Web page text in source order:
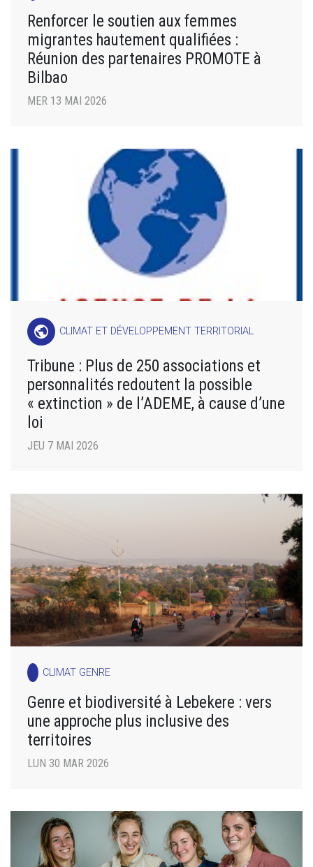
Renforcer le soutien aux femmes
migrantes hautement qualifiées :
Réunion des partenaires PROMOTE à
Bilbao
MER 13 MAI 2026
public CLIMAT ET DÉVELOPPEMENT TERRITORIAL
Tribune : Plus de 250 associations et
personnalités redoutent la possible
« extinction » de l’ADEME, à cause d’une
loi
JEU 7 MAI 2026
CLIMAT GENRE
Genre et biodiversité à Lebekere : vers
une approche plus inclusive des
territoires
LUN 30 MAR 2026